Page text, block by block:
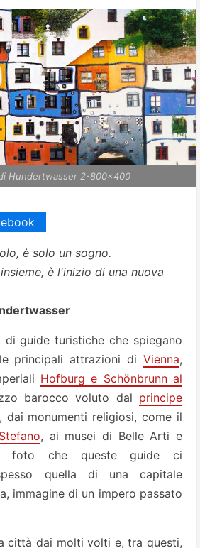
Hundertwasser 2-800x400
è solo un sogno.
è l'inizio di una nuova
guide turistiche che spiegano
principali attrazioni di Vienna,
Hofburg e Schönbrunn al
barocco voluto dal principe
, dai monumenti religiosi, come il
, ai musei di Belle Arti e
foto che queste guide ci
quella di una capitale
immagine di un impero passato
città dai molti volti e, tra questi,